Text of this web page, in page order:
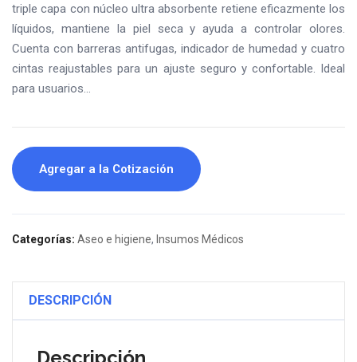
triple capa con núcleo ultra absorbente retiene eficazmente los
líquidos, mantiene la piel seca y ayuda a controlar olores.
Cuenta con barreras antifugas, indicador de humedad y cuatro
cintas reajustables para un ajuste seguro y confortable. Ideal
para usuarios…
Agregar a la Cotización
Categorías: Aseo e higiene, Insumos Médicos
DESCRIPCIÓN